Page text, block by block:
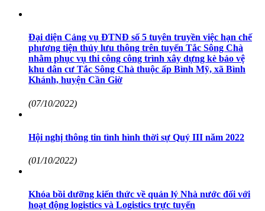
Đại diện Cảng vụ ĐTNĐ số 5 tuyên truyền việc hạn chế
phương tiện thủy lưu thông trên tuyến Tắc Sông Chà
nhằm phục vụ thi công công trình xây dựng kè bảo vệ
khu dân cư Tắc Sông Chà thuộc ấp Bình Mỹ, xã Bình
Khánh, huyện Cần Giờ
(07/10/2022)
Hội nghị thông tin tình hình thời sự Quý III năm 2022
(01/10/2022)
Khóa bồi dưỡng kiến thức về quản lý Nhà nước đối với
hoạt động logistics và Logistics trực tuyến